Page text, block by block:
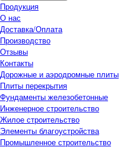
Продукция
О нас
Доставка/Оплата
Производство
Отзывы
Контакты
Дорожные и аэродромные плиты
Плиты перекрытия
Фундаменты железобетонные
Инженерное строительство
Жилое строительство
Элементы благоустройства
Промышленное строительство